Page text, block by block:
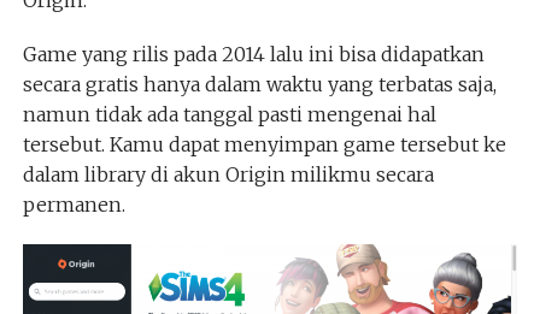
Game yang rilis pada 2014 lalu ini bisa didapatkan
secara gratis hanya dalam waktu yang terbatas saja,
namun tidak ada tanggal pasti mengenai hal
tersebut. Kamu dapat menyimpan game tersebut ke
dalam library di akun Origin milikmu secara
permanen.